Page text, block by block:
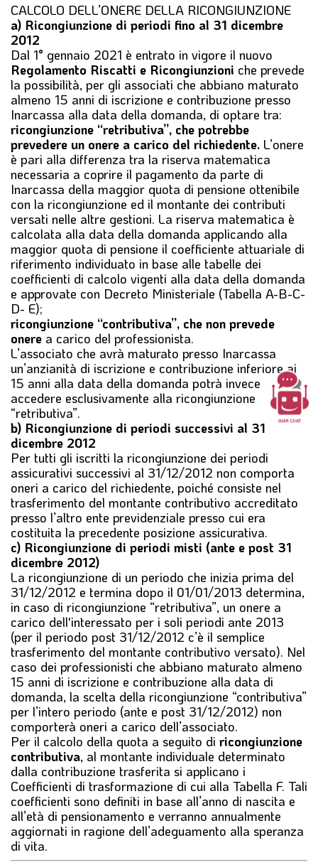
CALCOLO DELL’ONERE DELLA RICONGIUNZIONE
a) Ricongiunzione di periodi fino al 31 dicembre
2012
Dal 1° gennaio 2021 è entrato in vigore il nuovo
Regolamento Riscatti e Ricongiunzioni che prevede
la possibilità, per gli associati che abbiano maturato
almeno 15 anni di iscrizione e contribuzione presso
Inarcassa alla data della domanda, di optare tra:
ricongiunzione “retributiva”, che potrebbe
prevedere un onere a carico del richiedente. L’onere
è pari alla differenza tra la riserva matematica
necessaria a coprire il pagamento da parte di
Inarcassa della maggior quota di pensione ottenibile
con la ricongiunzione ed il montante dei contributi
versati nelle altre gestioni. La riserva matematica è
calcolata alla data della domanda applicando alla
maggior quota di pensione il coefficiente attuariale di
riferimento individuato in base alle tabelle dei
coefficienti di calcolo vigenti alla data della domanda
e approvate con Decreto Ministeriale (Tabella A-B-C-
D- E);
ricongiunzione “contributiva”, che non prevede
onere a carico del professionista.
L’associato che avrà maturato presso Inarcassa
un’anzianità di iscrizione e contribuzione inferiore ai
15 anni alla data della domanda potrà invece
accedere esclusivamente alla ricongiunzione
“retributiva”.
b) Ricongiunzione di periodi successivi al 31
dicembre 2012
Per tutti gli iscritti la ricongiunzione dei periodi
assicurativi successivi al 31/12/2012 non comporta
oneri a carico del richiedente, poiché consiste nel
trasferimento del montante contributivo accreditato
presso l’altro ente previdenziale presso cui era
costituita la precedente posizione assicurativa.
c) Ricongiunzione di periodi misti (ante e post 31
dicembre 2012)
La ricongiunzione di un periodo che inizia prima del
31/12/2012 e termina dopo il 01/01/2013 determina,
in caso di ricongiunzione “retributiva”, un onere a
carico dell'interessato per i soli periodi ante 2013
(per il periodo post 31/12/2012 c’è il semplice
trasferimento del montante contributivo versato). Nel
caso dei professionisti che abbiano maturato almeno
15 anni di iscrizione e contribuzione alla data di
domanda, la scelta della ricongiunzione “contributiva”
per l’intero periodo (ante e post 31/12/2012) non
comporterà oneri a carico dell’associato.
Per il calcolo della quota a seguito di ricongiunzione
contributiva, al montante individuale determinato
dalla contribuzione trasferita si applicano i
Coefficienti di trasformazione di cui alla Tabella F. Tali
coefficienti sono definiti in base all’anno di nascita e
all’età di pensionamento e verranno annualmente
aggiornati in ragione dell’adeguamento alla speranza
di vita.